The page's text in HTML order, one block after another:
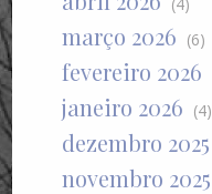
março 2026 (6)
fevereiro 2026
janeiro 2026 (4)
dezembro 2025
novembro 2025